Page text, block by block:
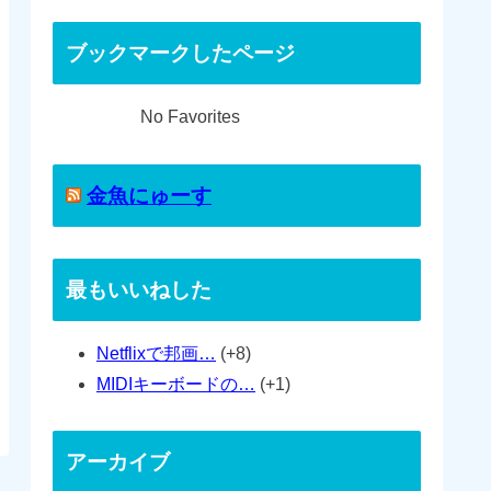
ブックマークしたページ
No Favorites
金魚にゅーす
最もいいねした
Netflixで邦画…
+8
MIDIキーボードの…
+1
アーカイブ